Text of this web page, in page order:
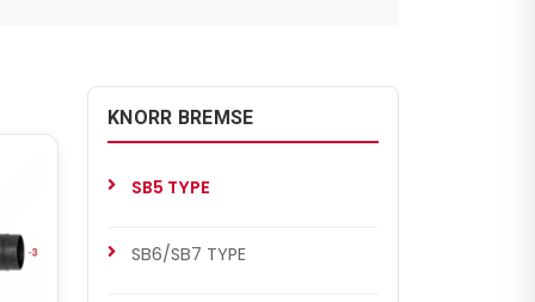
KNORR BREMSE
SB5 TYPE
SB6/SB7 TYPE